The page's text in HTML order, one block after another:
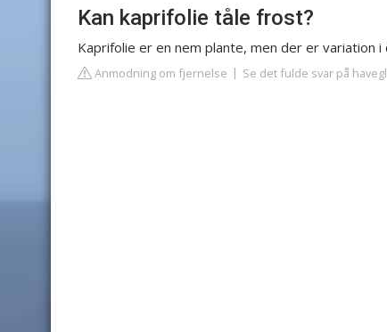
Kan kaprifolie tåle frost?
Kaprifolie er en nem plante, men der er
Anmodning om fjernelse Se det fulde svar på